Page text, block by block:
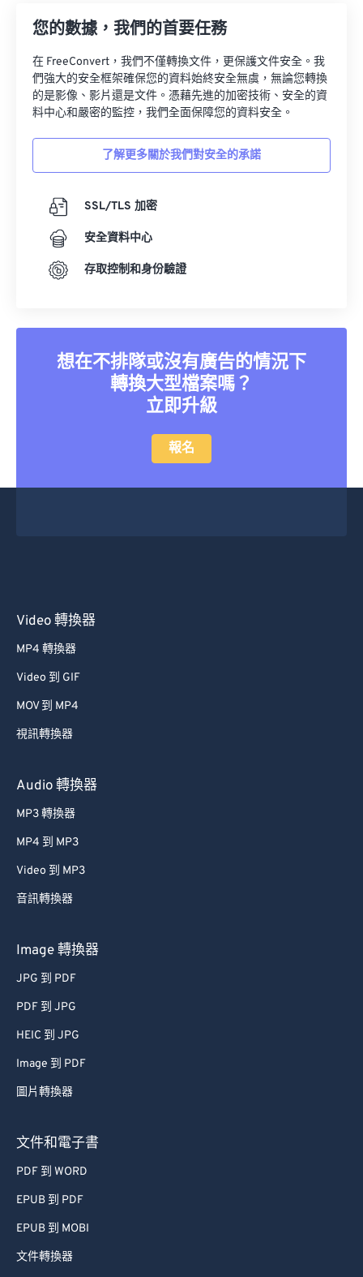
您的數據，我們的首要任務
在 FreeConvert，我們不僅轉換文件，更保護文件安全。我
們強大的安全框架確保您的資料始終安全無虞，無論您轉換
的是影像、影片還是文件。憑藉先進的加密技術、安全的資
料中心和嚴密的監控，我們全面保障您的資料安全。
了解更多關於我們對安全的承諾
SSL/TLS 加密
安全資料中心
存取控制和身份驗證
想在不排隊或沒有廣告的情況下
轉換大型檔案嗎？
立即升級
報名
Video 轉換器
MP4 轉換器
Video 到 GIF
MOV 到 MP4
視訊轉換器
Audio 轉換器
MP3 轉換器
MP4 到 MP3
Video 到 MP3
音訊轉換器
Image 轉換器
JPG 到 PDF
PDF 到 JPG
HEIC 到 JPG
Image 到 PDF
圖片轉換器
文件和電子書
PDF 到 WORD
EPUB 到 PDF
EPUB 到 MOBI
文件轉換器